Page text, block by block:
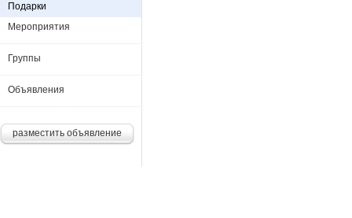
Подарки
Мероприятия
Группы
Объявления
разместить объявление